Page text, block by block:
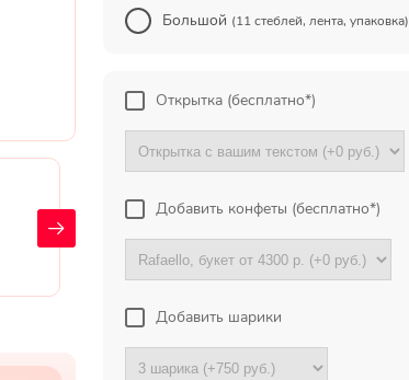
Большой (11 стеблей, лента, упаковка)
Открытка (бесплатно*)
Добавить конфеты (бесплатно*)
Добавить шарики